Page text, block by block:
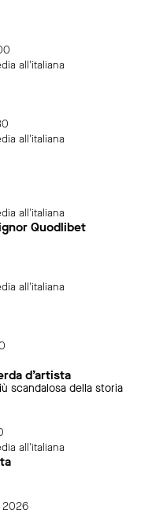
all'italiana
all'italiana
all'italiana
Quodlibet
all'italiana
d’artista
scandalosa della storia
all'italiana
2026